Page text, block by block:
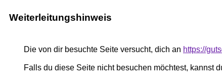
Weiterleitungshinweis
Die von dir besuchte Seite versucht, dich an https://
Falls du diese Seite nicht besuchen möchtest, kannst